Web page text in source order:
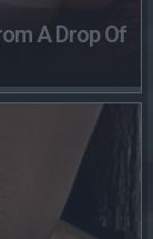
A Drop Of